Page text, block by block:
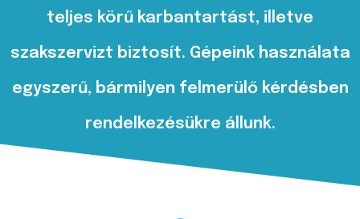
teljes körű karbantartást, illetve
szakszervizt biztosít. Gépeink használata
egyszerű, bármilyen felmerülő kérdésben
rendelkezésükre állunk.